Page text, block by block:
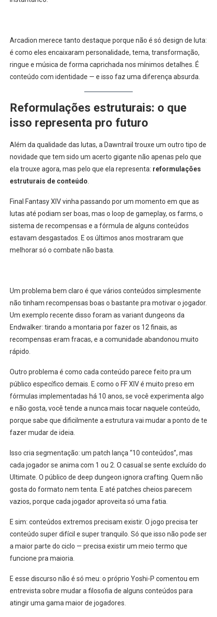
Arcadion merece tanto destaque porque não é só design de luta:
é como eles encaixaram personalidade, tema, transformação,
ringue e música de forma caprichada nos mínimos detalhes. É
conteúdo com identidade — e isso faz uma diferença absurda.
Reformulações estruturais: o que
isso representa pro futuro
Além da qualidade das lutas, a Dawntrail trouxe um outro tipo de
novidade que tem sido um acerto gigante não apenas pelo que
ela trouxe agora, mas pelo que ela representa: reformulações
estruturais de conteúdo
Final Fantasy XIV vinha passando por um momento em que as
lutas até podiam ser boas, mas o loop de gameplay, os farms, o
sistema de recompensas e a fórmula de alguns conteúdos
estavam desgastados. E os últimos anos mostraram que
melhorar só o combate não basta.
Um problema bem claro é que vários conteúdos simplesmente
não tinham recompensas boas o bastante pra motivar o jogador.
Um exemplo recente disso foram as variant dungeons da
Endwalker: tirando a montaria por fazer os 12 finais, as
recompensas eram fracas, e a comunidade abandonou muito
rápido.
Outro problema é como cada conteúdo parece feito pra um
público específico demais. E como o FF XIV é muito preso em
fórmulas implementadas há 10 anos, se você experimenta algo
e não gosta, você tende a nunca mais tocar naquele conteúdo,
porque sabe que dificilmente a estrutura vai mudar a ponto de te
fazer mudar de ideia.
Isso cria segmentação: um patch lança “10 conteúdos”, mas
cada jogador se anima com 1 ou 2. O casual se sente excluído do
Ultimate. O público de deep dungeon ignora crafting. Quem não
gosta do formato nem tenta. E até patches cheios parecem
vazios, porque cada jogador aproveita só uma fatia.
E sim: conteúdos extremos precisam existir. O jogo precisa ter
conteúdo super difícil e super tranquilo. Só que isso não pode ser
a maior parte do ciclo — precisa existir um meio termo que
funcione pra maioria.
E esse discurso não é só meu: o próprio Yoshi-P comentou em
entrevista sobre mudar a filosofia de alguns conteúdos para
atingir uma gama maior de jogadores.